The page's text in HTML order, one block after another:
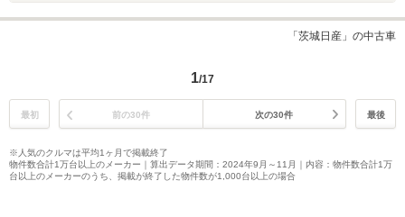
「茨城日産」の中古車
1/17
最初 前の30件 次の30件 最後
※人気のクルマは平均1ヶ月で掲載終了
物件数合計1万台以上のメーカー｜算出データ期間：2024年9月～11月｜内容：物件数合計1万
台以上のメーカーのうち、掲載が終了した物件数が1,000台以上の場合